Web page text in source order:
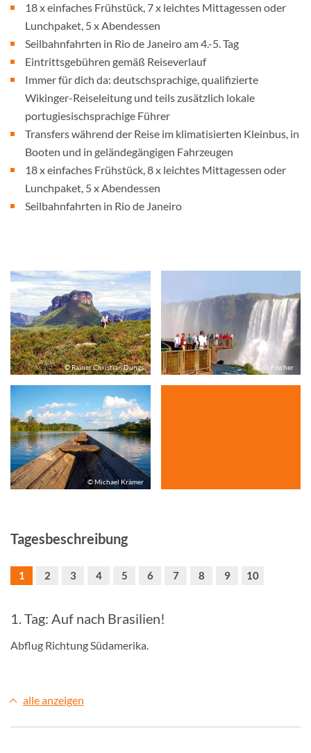
18 x einfaches Frühstück, 7 x leichtes Mittagessen oder
Lunchpaket, 5 x Abendessen
Seilbahnfahrten in Rio de Janeiro am 4.-5. Tag
Eintrittsgebühren gemäß Reiseverlauf
Immer für dich da: deutschsprachige, qualifizierte
Wikinger-Reiseleitung und teils zusätzlich lokale
portugiesischsprachige Führer
Transfers während der Reise im klimatisierten Kleinbus, in
Booten und in geländegängigen Fahrzeugen
18 x einfaches Frühstück, 8 x leichtes Mittagessen oder
Lunchpaket, 5 x Abendessen
Seilbahnfahrten in Rio de Janeiro
© Rainer Christian Dungs © G. Fischer
© Michael Krämer
Tagesbeschreibung
1 2 3 4 5 6 7 8 9 10
1. Tag: Auf nach Brasilien!
Abflug Richtung Südamerika.
alle anzeigen